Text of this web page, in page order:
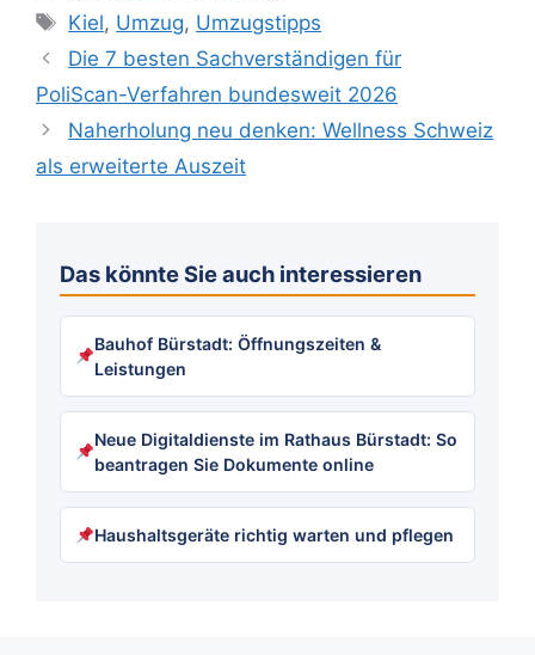
Schlagwörter
Kiel, Umzug, Umzugstipps
Die 7 besten Sachverständigen für
PoliScan-Verfahren bundesweit 2026
Naherholung neu denken: Wellness Schweiz
als erweiterte Auszeit
Das könnte Sie auch interessieren
Bauhof Bürstadt: Öffnungszeiten &
Leistungen
Neue Digitaldienste im Rathaus Bürstadt: So
beantragen Sie Dokumente online
Haushaltsgeräte richtig warten und pflegen